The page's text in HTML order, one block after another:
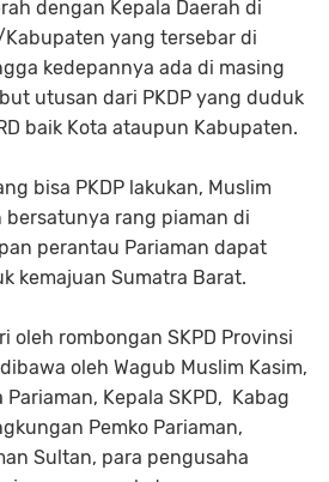
dengan Kepala Daerah di
yang tersebar di
kedepannya ada di masing
utusan dari PKDP yang duduk
baik Kota ataupun Kabupaten.
bisa PKDP lakukan, Muslim
rang piaman di
perantau Pariaman dapat
kemajuan Sumatra Barat.
oleh rombongan SKPD Provinsi
oleh Wagub Muslim Kasim,
Kepala SKPD, Kabag
Pemko Pariaman,
Sultan, para pengusaha